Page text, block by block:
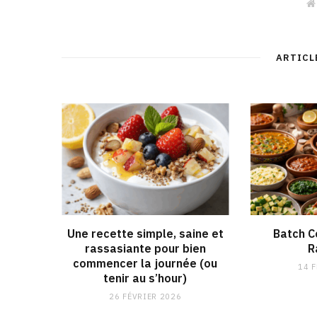
t
Une recette simple, saine et
rassasiante pour bien
commencer la journée (ou
tenir au s’hour)
26 FÉVRIER 2026
Batch
14